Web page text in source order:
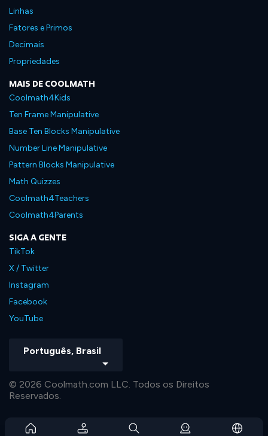
Linhas
Fatores e Primos
Decimais
Propriedades
MAIS DE COOLMATH
Coolmath4Kids
Ten Frame Manipulative
Base Ten Blocks Manipulative
Number Line Manipulative
Pattern Blocks Manipulative
Math Quizzes
Coolmath4Teachers
Coolmath4Parents
SIGA A GENTE
TikTok
X / Twitter
Instagram
Facebook
YouTube
Português, Brasil
© 2026 Coolmath.com LLC. Todos os Direitos
Reservados.